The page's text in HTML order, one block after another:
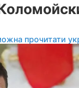
прочитати